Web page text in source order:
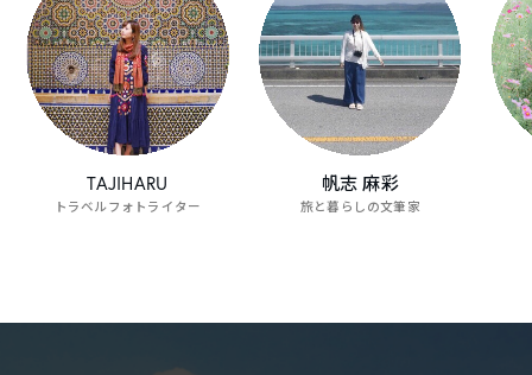
動画一覧を見る
旅する女子コンテストグランプリによる、オホ
ーツク紋別旅行
【
の旅
TAJIHARU
トラベルフォトライター
帆志 麻彩
旅と暮らしの文筆家